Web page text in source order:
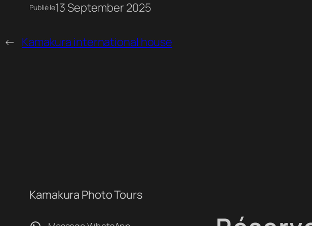
Publié le13 September 2025
← Kamakura international house
Kamakura Photo Tours